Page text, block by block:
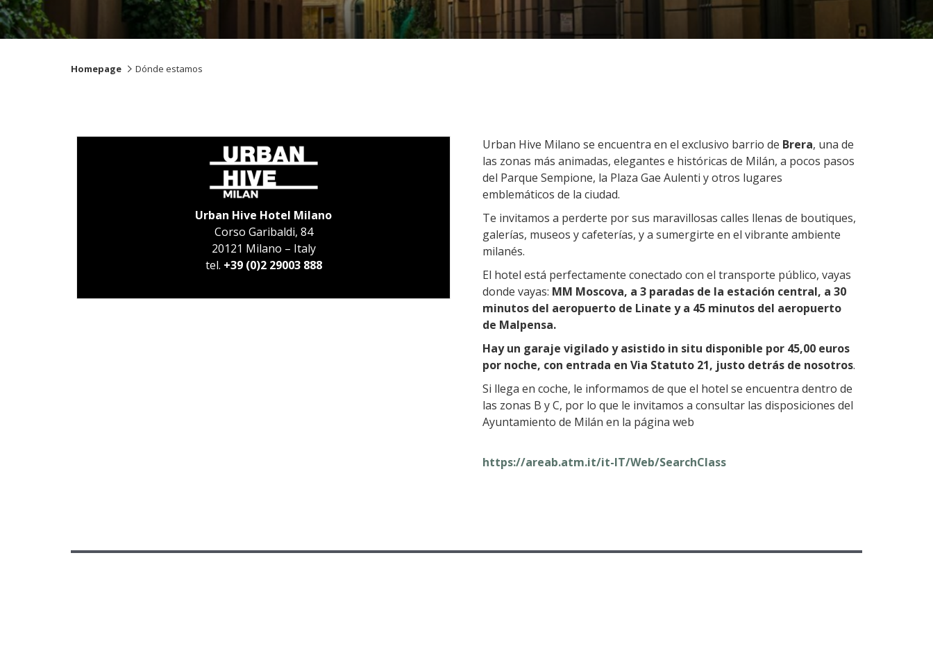
Homepage Dónde estamos
Urban Hive Hotel Milano
Corso Garibaldi, 84
20121 Milano – Italy
tel. +39 (0)2 29003 888
Urban Hive Milano se encuentra en el exclusivo barrio de Brera, una de
las zonas más animadas, elegantes e históricas de Milán, a pocos pasos
del Parque Sempione, la Plaza Gae Aulenti y otros lugares
emblemáticos de la ciudad.
Te invitamos a perderte por sus maravillosas calles llenas de boutiques,
galerías, museos y cafeterías, y a sumergirte en el vibrante ambiente
milanés.
El hotel está perfectamente conectado con el transporte público, vayas
donde vayas: MM Moscova, a 3 paradas de la estación central, a 30
minutos del aeropuerto de Linate y a 45 minutos del aeropuerto
de Malpensa.
Hay un garaje vigilado y asistido in situ disponible por 45,00 euros
por noche, con entrada en Via Statuto 21, justo detrás de nosotros.
Si llega en coche, le informamos de que el hotel se encuentra dentro de
las zonas B y C, por lo que le invitamos a consultar las disposiciones del
Ayuntamiento de Milán en la página web
https://areab.atm.it/it-IT/Web/SearchClass